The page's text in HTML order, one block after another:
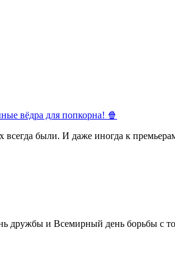
вёдра для попкорна! 🍿
всегда были. И даже иногда к
и Всемирный день борьбы с